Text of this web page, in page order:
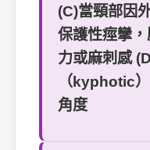
(C)當頸部因
保護性痙攣
力或麻刺感
（kyphotic
角度